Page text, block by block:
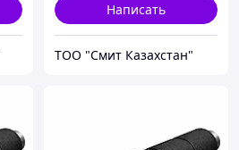
Написать
ТОО "Смит Казахстан"